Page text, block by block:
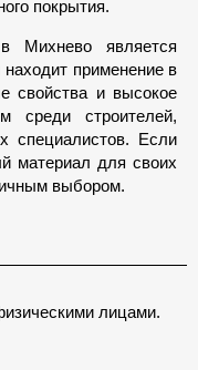
покрытия.
Михнево является
применение в
свойства и высокое
среди строителей,
специалистов. Если
материал для своих
выбором.
лицами.